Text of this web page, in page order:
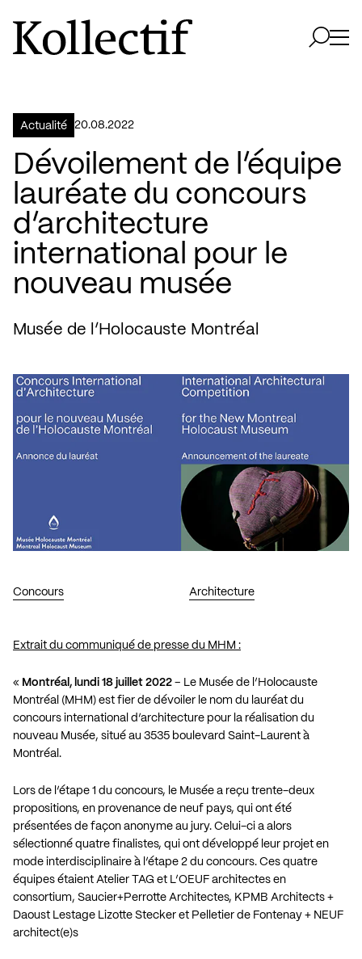
Aller à la page d'accueil
Logo Kollectif
Actualité 20.08.2022
Dévoilement de l’équipe
lauréate du concours
d’architecture
international pour le
nouveau musée
Musée de l’Holocauste Montréal
Concours Architecture
Extrait du communiqué de presse du MHM :
« Montréal, lundi 18 juillet 2022 – Le Musée de l’Holocauste
Montréal (MHM) est fier de dévoiler le nom du lauréat du
concours international d’architecture pour la réalisation du
nouveau Musée, situé au 3535 boulevard Saint-Laurent à
Montréal.
Lors de l’étape 1 du concours, le Musée a reçu trente-deux
propositions, en provenance de neuf pays, qui ont été
présentées de façon anonyme au jury. Celui-ci a alors
sélectionné quatre finalistes, qui ont développé leur projet en
mode interdisciplinaire à l’étape 2 du concours. Ces quatre
équipes étaient Atelier TAG et L’OEUF architectes en
consortium, Saucier+Perrotte Architectes, KPMB Architects +
Daoust Lestage Lizotte Stecker et Pelletier de Fontenay + NEUF
architect(e)s